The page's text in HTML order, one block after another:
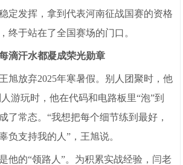
定发挥，拿到代表河南征战国赛的资格
于站在了全国赛场的门口。
滴汗水都凝成荣光勋章
旭放弃2025年寒暑假。别人团聚时，他
游玩时，他在代码和电路板里“泡”到
了常态。“我想把每个细节练到最好，
负支持我的人”，王旭说。
他的“领路人”。为积累实战经验，闫老